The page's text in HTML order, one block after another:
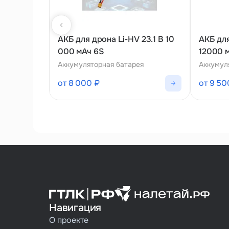
АКБ для дрона Li-HV 23.1 В 10
000 мАч 6S
Аккумуляторная батарея
от 8 000 ₽
АКБ
12000
от 9
Навигация
О проекте